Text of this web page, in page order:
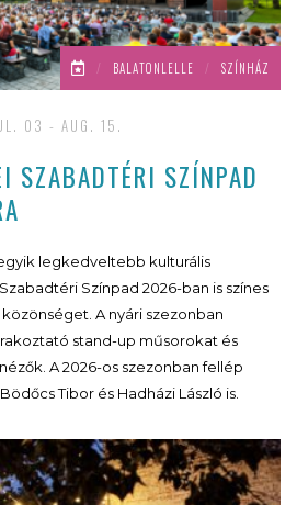
/ BALATONLELLE / SZÍNHÁZ
03 - AUG. 15.
SZABADTÉRI SZÍNPAD
legkedveltebb kulturális
Színpad 2026-ban is színes
A nyári szezonban
stand-up műsorokat és
A 2026-os szezonban fellép
Tibor és Hadházi László is.